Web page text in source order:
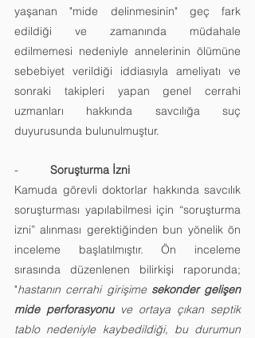
yaşanan "mide delinmesinin" geç fark
edildiği ve zamanında müdahale
edilmemesi nedeniyle annelerinin ölümüne
sebebiyet verildiği iddiasıyla ameliyatı ve
sonraki takipleri yapan genel cerrahi
uzmanları hakkında savcılığa suç
duyurusunda bulunulmuştur.
- Soruşturma İzni
Kamuda görevli doktorlar hakkında savcılık
soruşturması yapılabilmesi için “soruşturma
izni” alınması gerektiğinden bun yönelik ön
inceleme başlatılmıştır. Ön inceleme
sırasında düzenlenen bilirkişi raporunda;
"hastanın cerrahi girişime sekonder gelişen
mide perforasyonu ve ortaya çıkan septik
tablo nedeniyle kaybedildiği, bu durumun